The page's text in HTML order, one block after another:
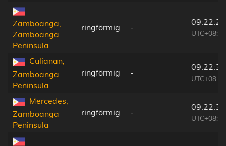
Zamboanga,
Zamboanga
Peninsula
ringförmig -
09:22:25
UTC+08:00
Culianan,
Zamboanga
Peninsula
ringförmig -
09:22:36
UTC+08:00
Mercedes,
Zamboanga
Peninsula
ringförmig -
09:22:36
UTC+08:00